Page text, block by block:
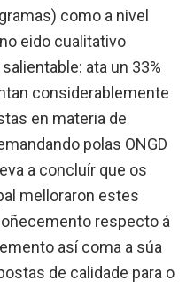
como a nivel
eido cualitativo
ata un 33%
considerablemente
en materia de
polas ONGD
a concluír que os
melloraron estes
respecto á
así coma a súa
de calidade para o